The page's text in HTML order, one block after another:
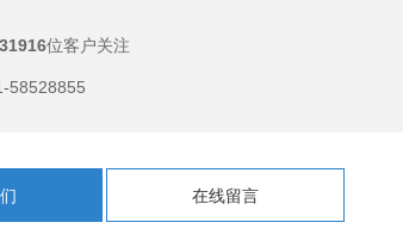
31916位客户关注
58528855
在线留言